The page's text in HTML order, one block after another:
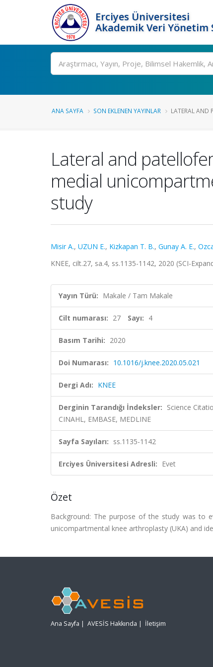
Erciyes Üniversitesi
Akademik Veri Yönetim
Ara
ANA SAYFA SON EKLENEN YAYINLAR LATERAL AND
Lateral and
medial
study
Misir A., UZUN E., Kizkapan T. B., Gunay A. E.,
KNEE, cilt.27, sa.4, ss.1135-1142, 2020 (SCI-
Yayın Türü: Makale / Tam Makale
Cilt numarası: 27 Sayı: 4
Basım Tarihi: 2020
Doi Numarası: 10.1016/j.knee.2020.05.021
Dergi Adı: KNEE
Derginin Tarandığı İndeksler: Science
CINAHL, EMBASE, MEDLINE
Sayfa Sayıları: ss.1135-1142
Erciyes Üniversitesi Adresli: Evet
Özet
Background: The purpose of the study was to
unicompartmental knee arthroplasty (UKA) and
Ana Sayfa | AVESİS Hakkında | İletişim